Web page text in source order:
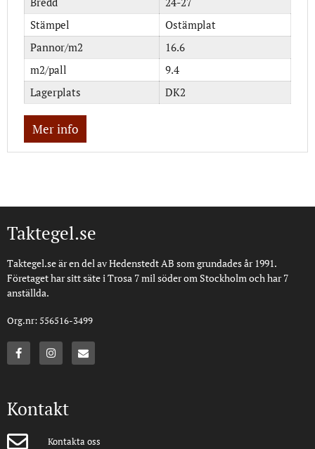
Stämpel
Ostämplat
Pannor/m2
16.6
m2/pall
9.4
Lagerplats
DK2
Mer info
Taktegel.se
Taktegel.se är en del av Hedenstedt AB som grundades år 1991.
Företaget har sitt säte i Trosa 7 mil söder om Stockholm och har 7
anställda.
Org.nr: 556516-3499
Kontakt
Kontakta oss